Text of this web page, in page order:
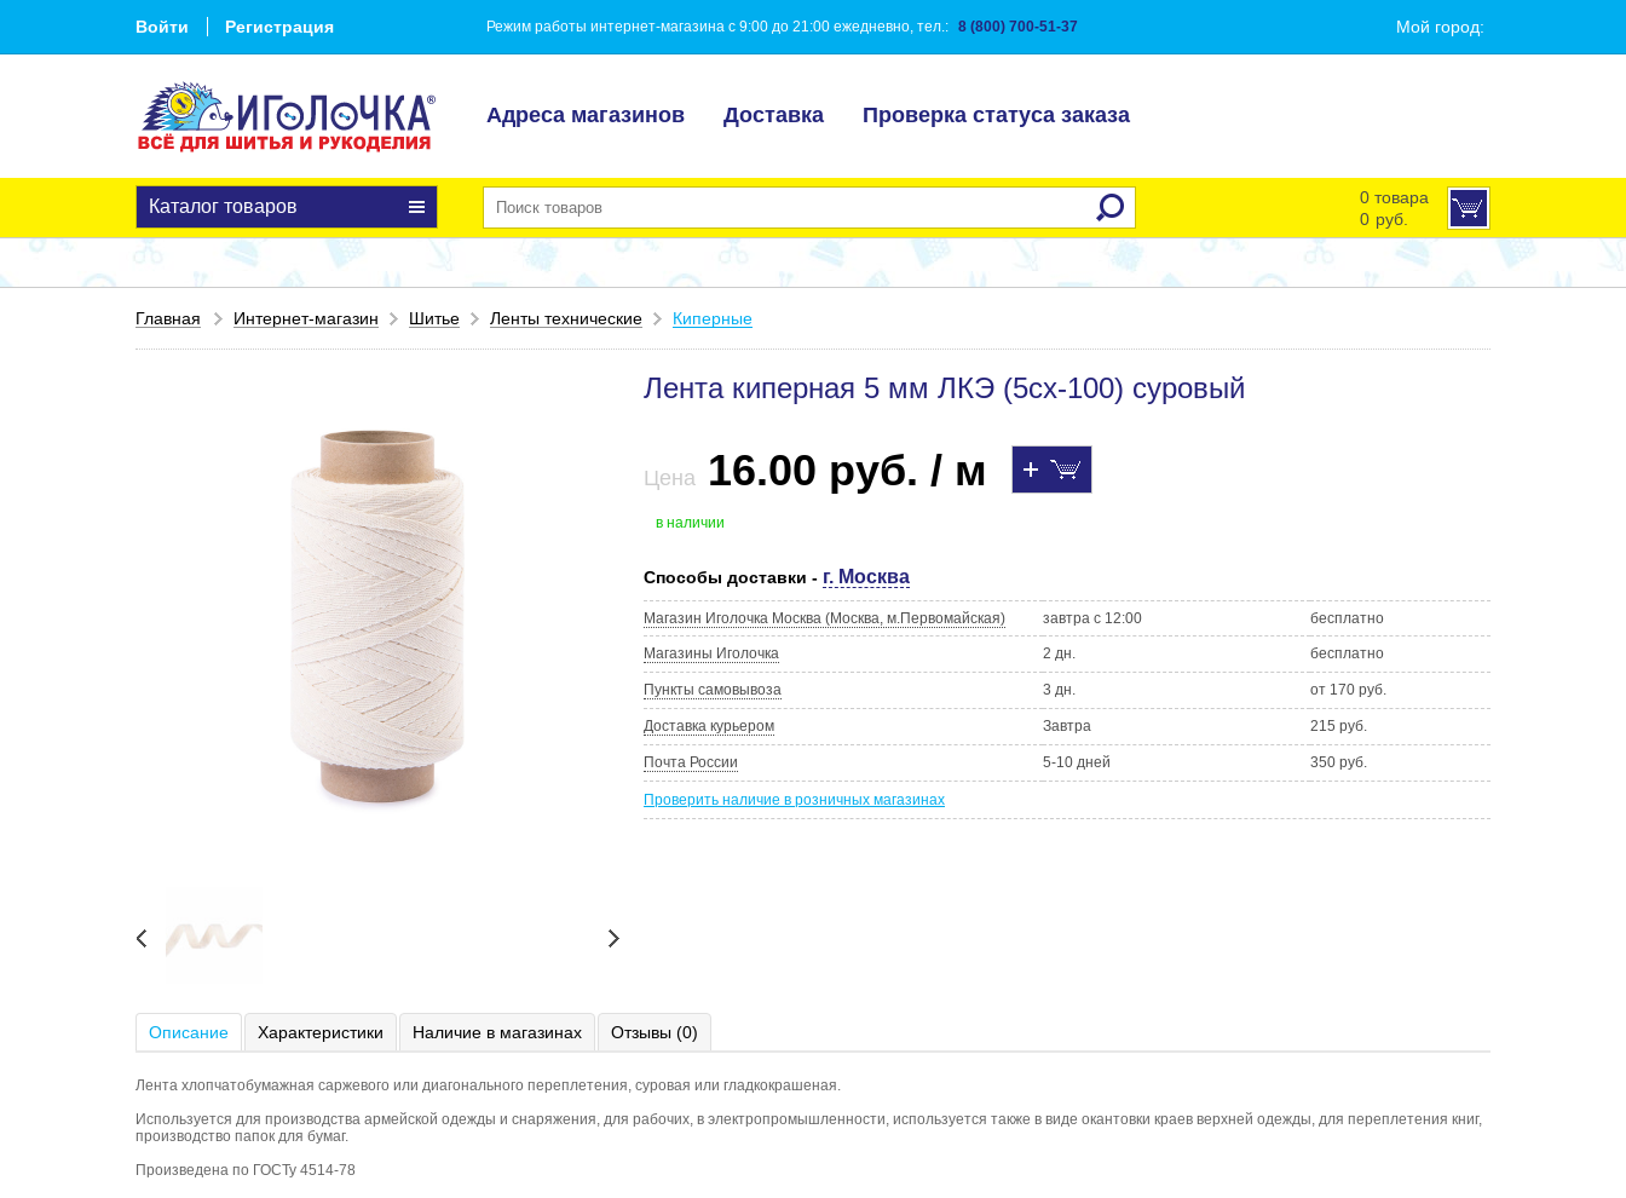
Войти Регистрация Режим работы интернет-магазина с 9:00 до 21:00 ежедневно, тел.: 8 (800) 700-51-37 Мой город:
Адреса магазинов Доставка Проверка статуса заказа
Каталог товаров
0 товара
0 руб.
Главная Интернет-магазин Шитье Ленты технические Киперные
Лента киперная 5 мм ЛКЭ (5сх-100) суровый
Цена 16.00 руб. / м
в наличии
Способы доставки - г. Москва
Магазин Иголочка Москва (Москва, м.Первомайская) завтра с 12:00 бесплатно
Магазины Иголочка 2 дн. бесплатно
Пункты самовывоза 3 дн. от 170 руб.
Доставка курьером Завтра 215 руб.
Почта России 5-10 дней 350 руб.
Проверить наличие в розничных магазинах
Описание Характеристики Наличие в магазинах Отзывы (0)
Лента хлопчатобумажная саржевого или диагонального переплетения, суровая или гладкокрашеная.
Используется для производства армейской одежды и снаряжения, для рабочих, в электропромышленности, используется также в виде окантовки краев верхней одежды, для переплетения книг,
производство папок для бумаг.
Произведена по ГОСТу 4514-78